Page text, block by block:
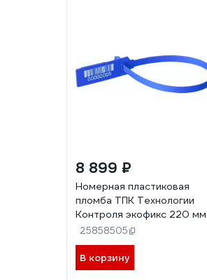
8 899 ₽
Номерная пластиковая
пломба ТПК Технологии
Контроля экофикс 220 мм
(цвет: синий) 1000 шт 24191
25858505
В корзину